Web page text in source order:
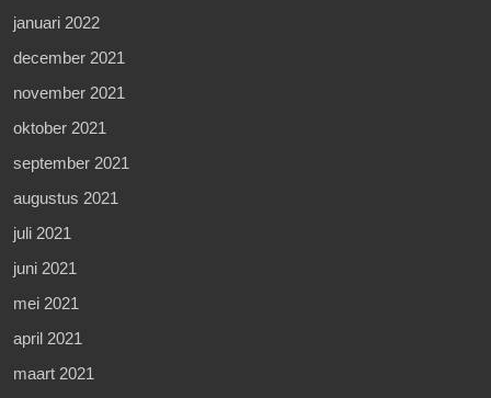
januari 2022
december 2021
november 2021
oktober 2021
september 2021
augustus 2021
juli 2021
juni 2021
mei 2021
april 2021
maart 2021